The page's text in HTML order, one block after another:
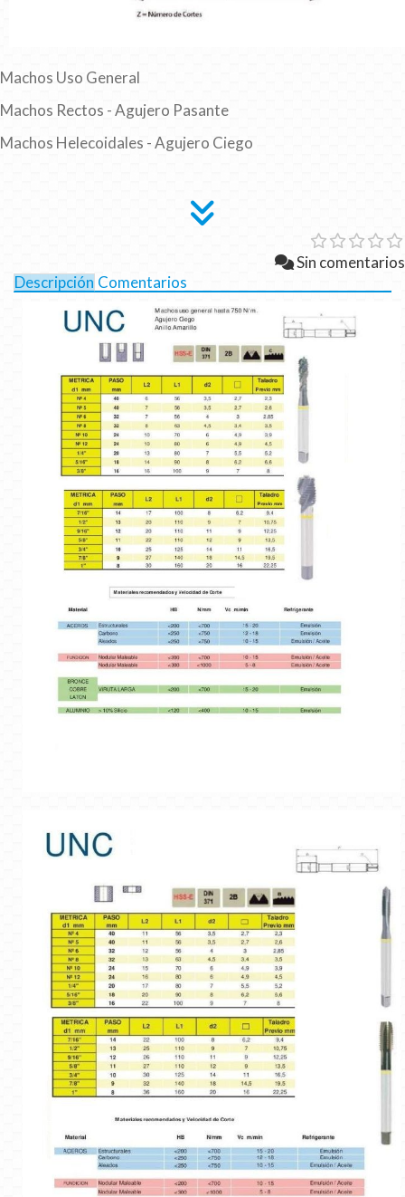
Machos Uso General
Machos Rectos - Agujero Pasante
Machos Helecoidales - Agujero Ciego
Sin comentarios
Descripción Comentarios